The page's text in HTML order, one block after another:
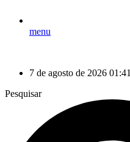
menu
7 de agosto de 2026 01:41
Pesquisar